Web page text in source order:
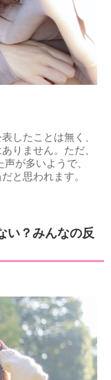
したことは無く、
りません。ただ、
が多いようで、
と思われます。
い？みんなの反